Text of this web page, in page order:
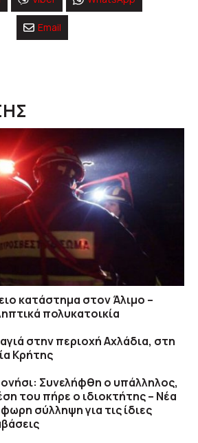
Email
κατάστημα στον Άλιμο –
πολυκατοικία
στην περιοχή Αχλάδια, στη
Κρήτης
Συνελήφθη ο υπάλληλος,
του πήρε ο ιδιοκτήτης – Νέα
σύλληψη για τις ίδιες